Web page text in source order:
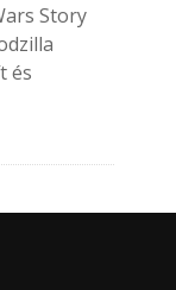
Story
és